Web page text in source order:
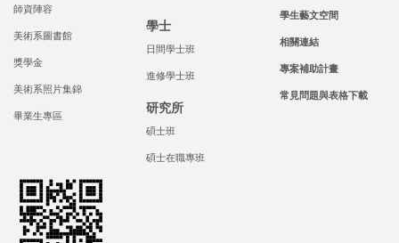
師資陣容
美術系圖書館
獎學金
美術系照片集錦
畢業生專區
學士
日間學士班
進修學士班
研究所
碩士班
碩士在職專班
學生藝文空間
相關連結
專案補助計畫
常見問題與表格下載